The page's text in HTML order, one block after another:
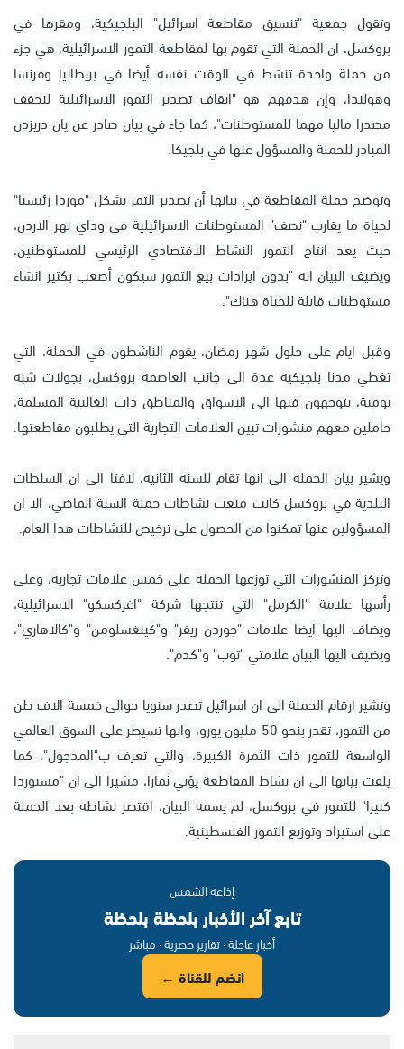
وتقول جمعية "تنسيق مقاطعة اسرائيل" البلجيكية، ومقرها في
بروكسل، ان الحملة التي تقوم بها لمقاطعة التمور الاسرائيلية، هي جزء
من حملة واحدة تنشط في الوقت نفسه أيضا في بريطانيا وفرنسا
وهولندا، وإن هدفهم هو "ايقاف تصدير التمور الاسرائيلية لنجفف
مصدرا ماليا مهما للمستوطنات"، كما جاء في بيان صادر عن يان دريزدن
المبادر للحملة والمسؤول عنها في بلجيكا.
وتوضح حملة المقاطعة في بيانها أن تصدير التمر يشكل "موردا رئيسيا"
لحياة ما يقارب "نصف" المستوطنات الاسرائيلية في وداي نهر الاردن،
حيث يعد انتاج التمور النشاط الاقتصادي الرئيسي للمستوطنين،
ويضيف البيان انه "بدون ايرادات بيع التمور سيكون أصعب بكثير انشاء
مستوطنات قابلة للحياة هناك".
وقبل ايام على حلول شهر رمضان، يقوم الناشطون في الحملة، التي
تغطي مدنا بلجيكية عدة الى جانب العاصمة بروكسل، بجولات شبه
يومية، يتوجهون فيها الى الاسواق والمناطق ذات الغالبية المسلمة،
حاملين معهم منشورات تبين العلامات التجارية التي يطلبون مقاطعتها.
ويشير بيان الحملة الى انها تقام للسنة الثانية، لافتا الى ان السلطات
البلدية في بروكسل كانت منعت نشاطات حملة السنة الماضي، الا ان
المسؤولين عنها تمكنوا من الحصول على ترخيص للنشاطات هذا العام.
وتركز المنشورات التي توزعها الحملة على خمس علامات تجارية، وعلى
رأسها علامة "الكرمل" التي تنتجها شركة "اغركسكو" الاسرائيلية،
ويضاف اليها ايضا علامات "جوردن ريفر" و"كينغسلومن" و"كالاهاري"،
ويضيف اليها البيان علامتي "توب" و"كدم".
وتشير ارقام الحملة الى ان اسرائيل تصدر سنويا حوالى خمسة الاف طن
من التمور، تقدر بنحو 50 مليون يورو، وانها تسيطر على السوق العالمي
الواسعة للتمور ذات الثمرة الكبيرة، والتي تعرف ب"المدجول"، كما
يلفت بيانها الى ان نشاط المقاطعة يؤتي ثمارا، مشيرا الى ان "مستوردا
كبيرا" للتمور في بروكسل، لم يسمه البيان، اقتصر نشاطه بعد الحملة
على استيراد وتوزيع التمور الفلسطينية.
إذاعة الشمس
تابع آخر الأخبار بلحظة بلحظة
أخبار عاجلة · تقارير حصرية · مباشر
انضم للقناة ←